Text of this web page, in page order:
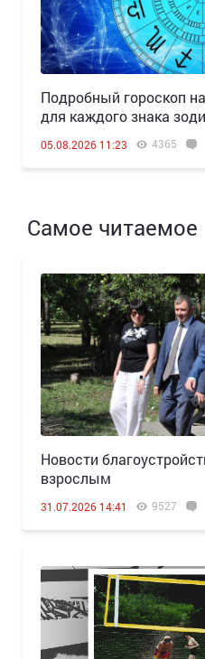
Подробный гороскоп
для каждого знака
05.08.2026 11:23 4365
Самое читаемое
Новости
взрослым
31.07.2026 14:41 9527